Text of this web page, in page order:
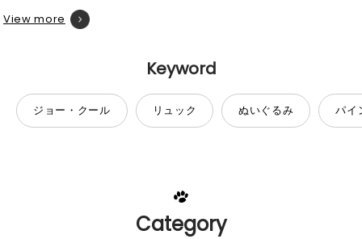
View more
Keyword
ジョー・クール リュック ぬいぐるみ パイ
Category